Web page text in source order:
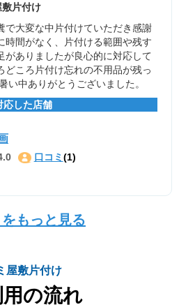
片付け
で大変な中片付けていただき感謝
時間がなく、片付ける範囲や残す
がありましたが良心的に対応して
どころ片付け忘れの不用品が残っ
い中ありがとうございました。
応した店舗
口コミ (1)
をもっと見る
屋敷片付け
用の流れ